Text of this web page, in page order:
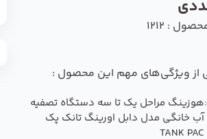
: 1212
از ویژگی‌های مهم این محصول :
هوزینگ مراحل یک تا سه دستگاه تصفیه
آب خانگی مدل دابل اورینگ تانک پک
TANK PAC